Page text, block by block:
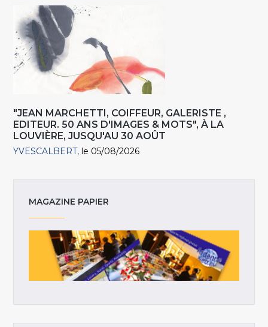
"JEAN MARCHETTI, COIFFEUR, GALERISTE ,
EDITEUR. 50 ANS D'IMAGES & MOTS", À LA
LOUVIÈRE, JUSQU'AU 30 AOÛT
YVESCALBERT le 05/08/2026
MAGAZINE PAPIER